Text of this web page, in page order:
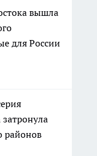
вышла
для России
районов